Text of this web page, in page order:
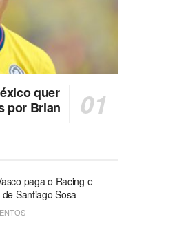
quer
por Brian
paga o Racing e
Santiago Sosa